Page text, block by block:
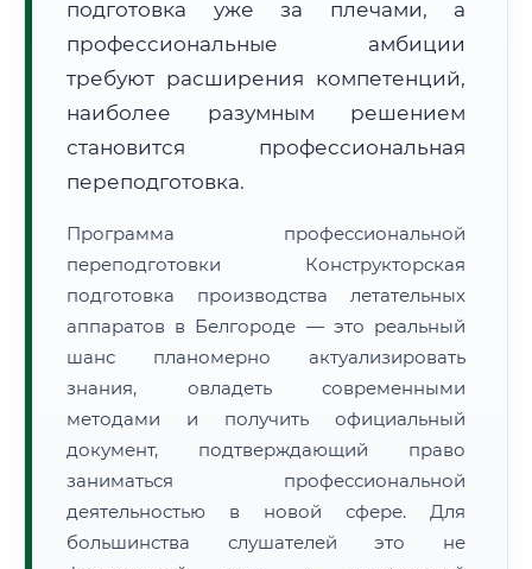
🔍 Нажмите на документ для увеличения и просмотра
подготовка уже за плечами, а
профессиональные амбиции
требуют расширения компетенций,
наиболее разумным решением
становится профессиональная
переподготовка.
Программа профессиональной
переподготовки Конструкторская
подготовка производства летательных
аппаратов в Белгороде — это реальный
шанс планомерно актуализировать
знания, овладеть современными
методами и получить официальный
документ, подтверждающий право
заниматься профессиональной
деятельностью в новой сфере. Для
большинства слушателей это не